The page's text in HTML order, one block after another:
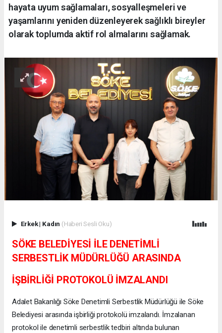
hayata uyum sağlamaları, sosyalleşmeleri ve
yaşamlarını yeniden düzenleyerek sağlıklı bireyler
olarak toplumda aktif rol almalarını sağlamak.
Erkek| Kadın (Haberi Sesli Oku)
SÖKE BELEDİYESİ İLE DENETİMLİ
SERBESTLİK MÜDÜRLÜĞÜ ARASINDA
İŞBİRLİĞİ PROTOKOLÜ İMZALANDI
Adalet Bakanlığı Söke Denetimli Serbestlik Müdürlüğü ile Söke
Belediyesi arasında işbirliği protokolü imzalandı. İmzalanan
protokol ile denetimli serbestlik tedbiri altında bulunan